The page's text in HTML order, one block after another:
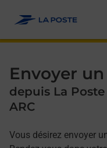
Envoyer
depuis La Poste
ARC
Vous désirez envoyer